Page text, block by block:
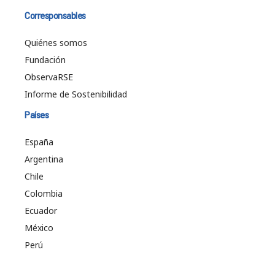
Corresponsables
Quiénes somos
Fundación
ObservaRSE
Informe de Sostenibilidad
Países
España
Argentina
Chile
Colombia
Ecuador
México
Perú